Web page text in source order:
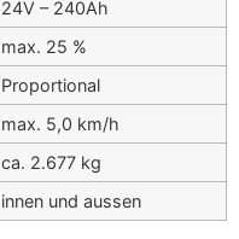
24V – 240Ah
max. 25 %
Proportional
max. 5,0 km/h
ca. 2.677 kg
innen und aussen